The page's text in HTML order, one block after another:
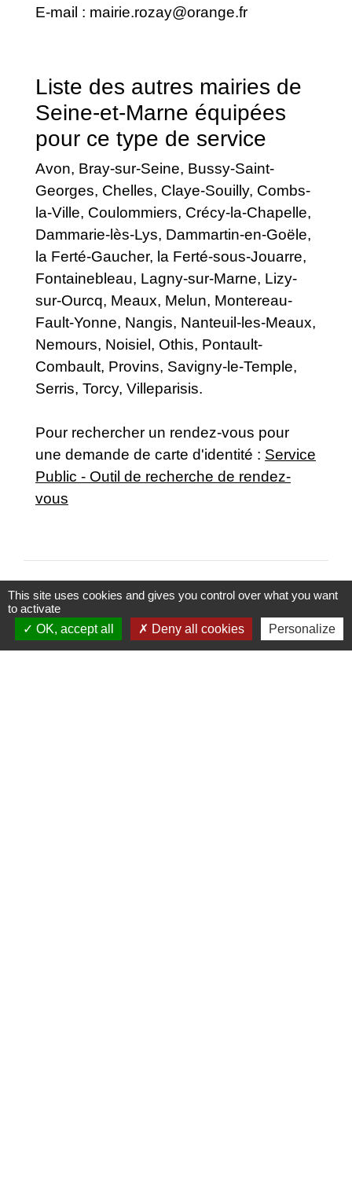
E-mail : mairie.rozay@orange.fr
Liste des autres mairies de
Seine-et-Marne équipées
pour ce type de service
Avon, Bray-sur-Seine, Bussy-Saint-
Georges, Chelles, Claye-Souilly, Combs-
la-Ville, Coulommiers, Crécy-la-Chapelle,
Dammarie-lès-Lys, Dammartin-en-Goële,
la Ferté-Gaucher, la Ferté-sous-Jouarre,
Fontainebleau, Lagny-sur-Marne, Lizy-
sur-Ourcq, Meaux, Melun, Montereau-
Fault-Yonne, Nangis, Nanteuil-les-Meaux,
Nemours, Noisiel, Othis, Pontault-
Combault, Provins, Savigny-le-Temple,
Serris, Torcy, Villeparisis.
Pour rechercher un rendez-vous pour
une demande de carte d'identité : Service
Public - Outil de recherche de rendez-
vous
Nous contacter
This site uses cookies and gives you control over what you want
to activate
OK, accept all
Deny all cookies Personalize